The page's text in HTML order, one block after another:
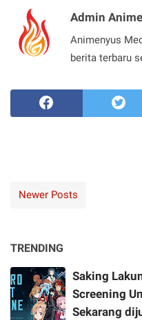
Admin
Animenyus
berita terbaru
Newer Posts
TRENDING
Saking
Screening
Sekarang